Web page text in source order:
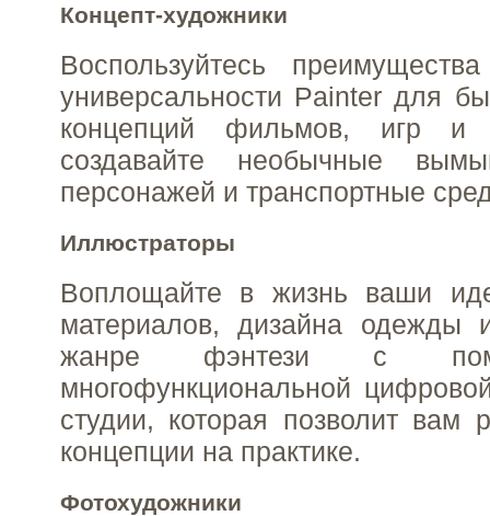
Концепт-художники
Воспользуйтесь
универсальности Painter для
концепций фильмов, игр и
создавайте необычные
персонажей и транспортные
Иллюстраторы
Воплощайте в жизнь ваши
материалов, дизайна одежды
жанре фэнтези с
многофункциональной
студии, которая позволит вам
концепции на практике.
Фотохудожники